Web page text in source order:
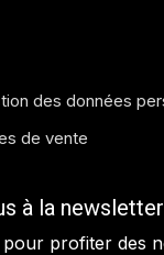
des données
de vente
à la newsletter
profiter des